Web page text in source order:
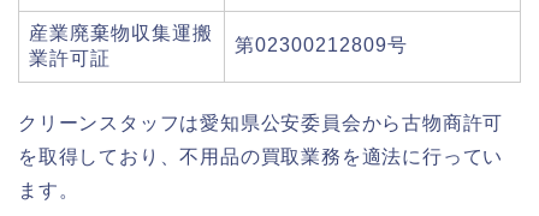
産業廃棄物収集運搬
業許可証
第02300212809号
クリーンスタッフは愛知県公安委員会から古物商許可
を取得しており、不用品の買取業務を適法に行ってい
ます。